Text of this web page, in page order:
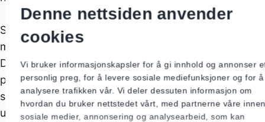
Denne nettsiden anvender
cookies
Vi bruker informasjonskapsler for å gi innhold og annonser
personlig preg, for å levere sosiale mediefunksjoner og for å
analysere trafikken vår. Vi deler dessuten informasjon om
hvordan du bruker nettstedet vårt, med partnerne våre innen
sosiale medier, annonsering og analysearbeid, som kan
Smarte strømplugger (smartplugg) er den billigste
måten du kan automatisere deler av hjemmet ditt på.
Den fungerer så enkelt at du kan bestemme når et
produkt skal slås av og på. Du sparer strøm samtidig
som du øker elsikkerheten i hjemmet! Det finnes
ulike smartplugger på markedet, og de lar seg styres